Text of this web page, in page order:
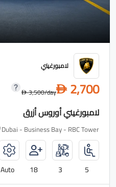
لامبورغيني
D 2,700
D3,500/day
لامبورغيني أوروس أزرق
Dubai - Business Bay - RBC Tower
5
3
18
Auto